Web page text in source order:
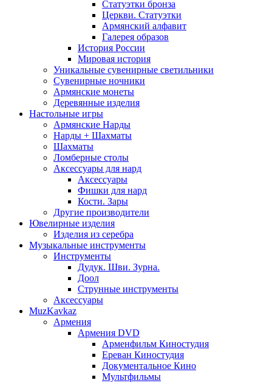
Статуэтки бронза
Церкви. Статуэтки
Армянский алфавит
Галерея образов
История России
Мировая история
Уникальные сувенирные светильники
Сувенирные ночники
Армянские монеты
Деревянные изделия
Настольные игры
Армянские Нарды
Нарды + Шахматы
Шахматы
Ломберные столы
Аксессуары для нард
Аксессуары
Фишки для нард
Кости. Зары
Другие производители
Ювелирные изделия
Изделия из серебра
Музыкальные инструменты
Инструменты
Дудук. Шви. Зурна.
Доол
Струнные инструменты
Аксессуары
MuzKavkaz
Армения
Армения DVD
Арменфильм Киностудия
Ереван Киностудия
Документальное Кино
Мультфильмы